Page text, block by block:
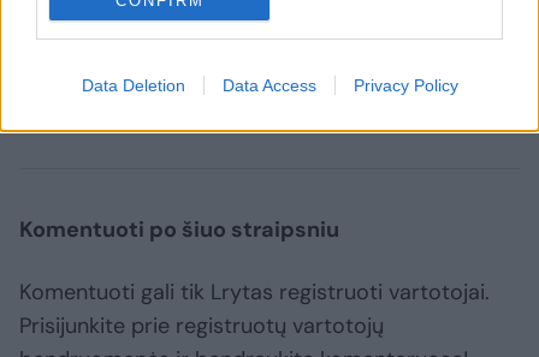
Data Deletion Data Access Privacy Policy
Komentuoti po šiuo straipsniu
Komentuoti gali tik Lrytas registruoti vartotojai.
Prisijunkite prie registruotų vartotojų